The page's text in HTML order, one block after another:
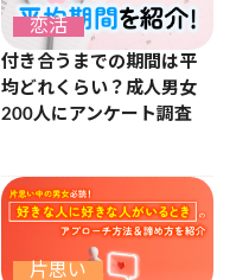
恋活
付き合うまでの期間は平
均どれくらい？成人男女
200人にアンケート調査
片思い